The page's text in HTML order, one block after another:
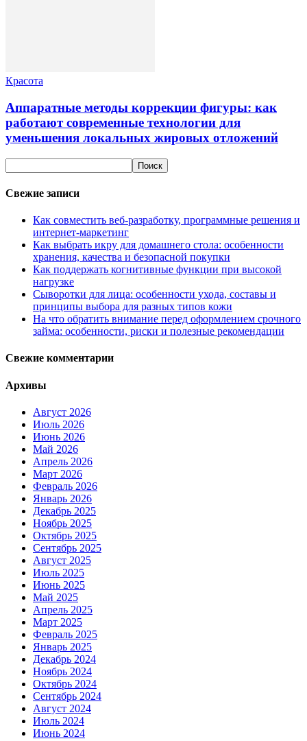
Красота
Аппаратные методы коррекции фигуры: как
работают современные технологии для
уменьшения локальных жировых отложений
Свежие записи
Как совместить веб-разработку, программные решения и
интернет-маркетинг
Как выбрать икру для домашнего стола: особенности
хранения, качества и безопасной покупки
Как поддержать когнитивные функции при высокой
нагрузке
Сыворотки для лица: особенности ухода, составы и
принципы выбора для разных типов кожи
На что обратить внимание перед оформлением срочного
займа: особенности, риски и полезные рекомендации
Свежие комментарии
Архивы
Август 2026
Июль 2026
Июнь 2026
Май 2026
Апрель 2026
Март 2026
Февраль 2026
Январь 2026
Декабрь 2025
Ноябрь 2025
Октябрь 2025
Сентябрь 2025
Август 2025
Июль 2025
Июнь 2025
Май 2025
Апрель 2025
Март 2025
Февраль 2025
Январь 2025
Декабрь 2024
Ноябрь 2024
Октябрь 2024
Сентябрь 2024
Август 2024
Июль 2024
Июнь 2024